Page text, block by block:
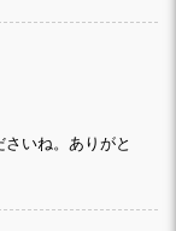
いね。ありがと